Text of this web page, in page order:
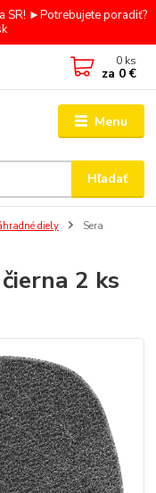
SR! ►Potrebujete poradiť?
Menu
Hľadať
0 ks
za 0 €
diely
Sera
2 ks